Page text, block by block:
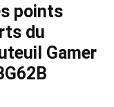
points
du
Gamer